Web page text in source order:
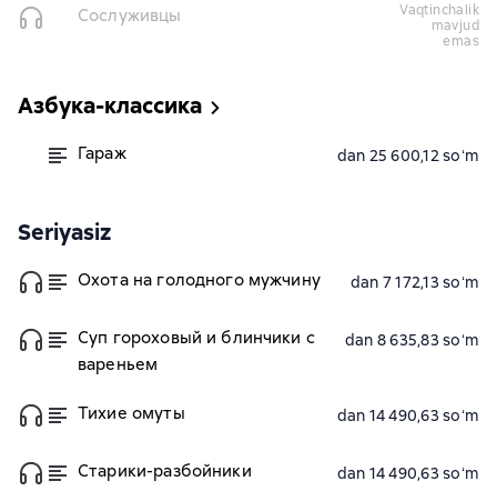
Сослуживцы
vaqtinchalik
mavjud
emas
Азбука-классика
Гараж dan 25 600,12 soʻm
Seriyasiz
Охота на голодного мужчину dan 7 172,13 soʻm
Суп гороховый и блинчики с
вареньем
dan 8 635,83 soʻm
Тихие омуты dan 14 490,63 soʻm
Старики-разбойники dan 14 490,63 soʻm